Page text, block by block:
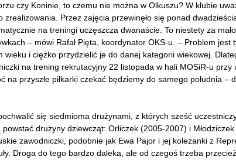
czy Koninie, to czemu nie można w Olkuszu? W klubie
zrealizowania. Przez zajęcia przewinęło się ponad
na treningi uczęszcza dwanaście. To niestety za
– mówi Rafał Pięta, koordynator OKS-u. – Problem jest
wieku i ciężko przydzielić je do danej kategorii wiekowej.
na trening rekrutacyjny 22 listopada w hali MOSiR-u przy
na przyszłe piłkarki czekać będziemy do samego południa –
się siedmioma drużynami, z których sześć
drużyny dziewcząt: Orliczek (2005-2007) i
zawodniczki, podobnie jak Ewa Pajor i jej koleżanki z
Droga do tego bardzo daleka, ale od czegoś trzeba